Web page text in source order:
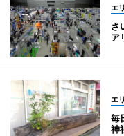
エ
さ
ア
エ
毎
神